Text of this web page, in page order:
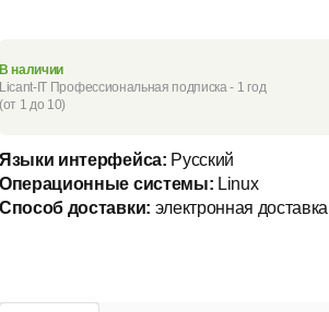
В наличии
Licant-IT Профессиональная подписка - 1 год
(от 1 до 10)
Языки интерфейса: Русский
Операционные системы: Linux
Способ доставки: электронная доставка